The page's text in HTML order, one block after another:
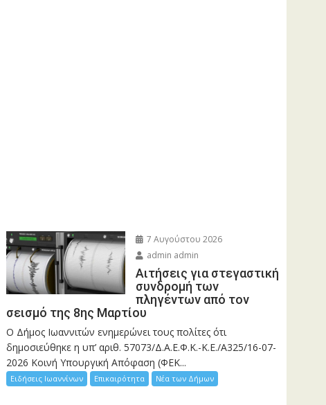
7 Αυγούστου 2026
admin admin
Αιτήσεις για στεγαστική
συνδρομή των
πληγέντων από τον
σεισμό της 8ης Μαρτίου
Ο Δήμος Ιωαννιτών ενημερώνει τους πολίτες ότι
δημοσιεύθηκε η υπ’ αριθ. 57073/Δ.Α.Ε.Φ.Κ.-Κ.Ε./Α325/16-07-
2026 Κοινή Υπουργική Απόφαση (ΦΕΚ...
Ειδήσεις Ιωαννίνων Επικαιρότητα Νέα των Δήμων